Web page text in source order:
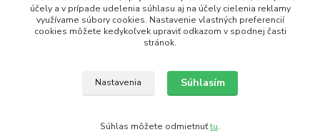
objednavky@naturaj.sk
Icons made by Smashicons from www.flaticon.com is licensed by CC 3.0 BY
účely a v prípade udelenia súhlasu aj na účely cielenia reklamy
využívame súbory cookies. Nastavenie vlastných preferencií
cookies môžete kedykoľvek upraviť odkazom v spodnej časti
stránok.
Nastavenia Súhlasím
Súhlas môžete odmietnuťtu.